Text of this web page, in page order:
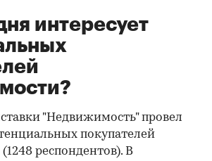
интересует
"Недвижимость" провел
покупателей
респондентов). В